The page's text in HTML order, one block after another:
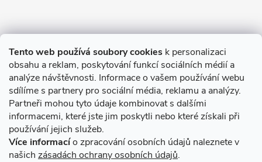
Tento web používá soubory cookies k personalizaci
obsahu a reklam, poskytování funkcí sociálních médií a
analýze návštěvnosti. Informace o vašem používání webu
sdílíme s partnery pro sociální média, reklamu a analýzy.
Partneři mohou tyto údaje kombinovat s dalšími
informacemi, které jste jim poskytli nebo které získali při
používání jejich služeb.
Více informacío zpracování osobních údajů naleznete v
našich zásadách ochrany osobních údajů.
O nákupu
Novinky v programu Alusic
Archiv